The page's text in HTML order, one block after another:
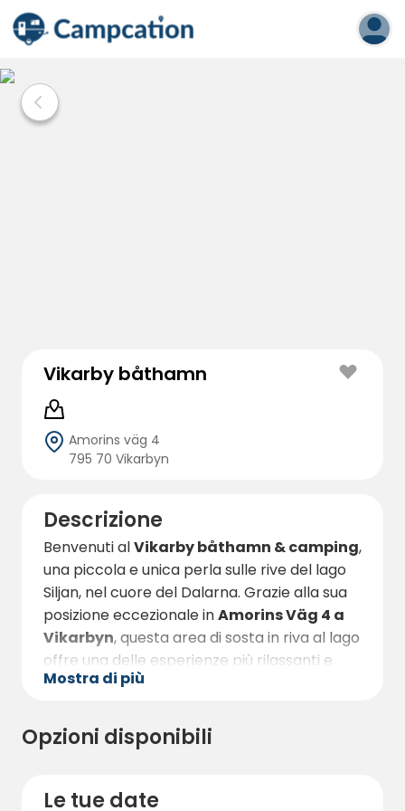
Vikarby båthamn
Amorins väg 4
795 70 Vikarbyn
Descrizione
Benvenuti alVikarby båthamn & camping,
una piccola e unica perla sulle rive del lago
Siljan, nel cuore del Dalarna. Grazie alla sua
posizione eccezionale inAmorins Väg 4 a
Vikarbyn, questa area di sosta in riva al lago
offre una delle esperienze più rilassanti e
panoramiche che si possano immaginare,
acque del Siljan e sui dolci paesaggi della
regione circostante.
con immediata vicinanza sia alla vita del
Mostra di più
Opzioni disponibili
Le tue date